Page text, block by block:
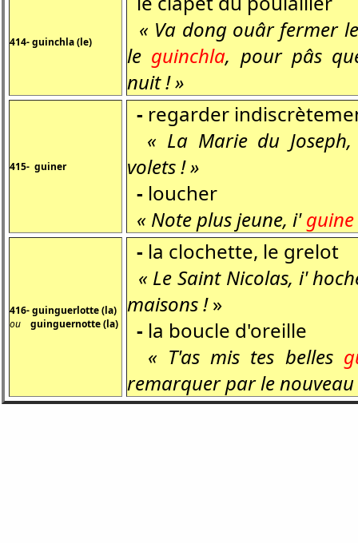
414- guinchla (le)
« Va dong ouâr fermer
le guinchla, pour pâs
nuit ! »
415- guiner
- regarder
« La Marie du
volets ! »
- loucher
« Note plus jeune, i'guine
416- guinguerlotte (la)
ou guinguernotte (la)
- la clochette, le grelot
« Le Saint Nicolas, i'
maisons !»
- la boucle d'oreille
« T'as mis tes belles
remarquer par le